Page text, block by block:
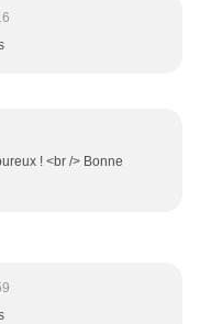
! <br /> Bonne